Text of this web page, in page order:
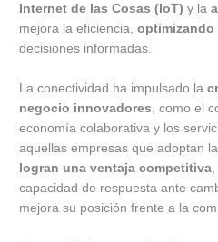
Internet de las Cosas (IoT) y la
mejora la eficiencia,optimizando
decisiones informadas.
La conectividad ha impulsado la
negocio innovadores , como el
economía colaborativa y los
aquellas empresas que adoptan
logran una ventaja competitiva
capacidad de respuesta ante
mejora su posición frente a la